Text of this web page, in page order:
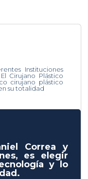
Instituciones
Cirujano Plástico
cirujano plástico
su totalidad
Correa y
es elegir
y lo